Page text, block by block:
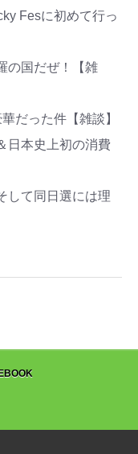
Fesに初めて行っ
の国だぜ！【雑
だった件【雑談】
日本史上初の消費
して同日選には理